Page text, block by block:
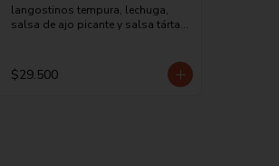
langostinos tempura, lechuga,
salsa de ajo picante y salsa tártara
$29.500